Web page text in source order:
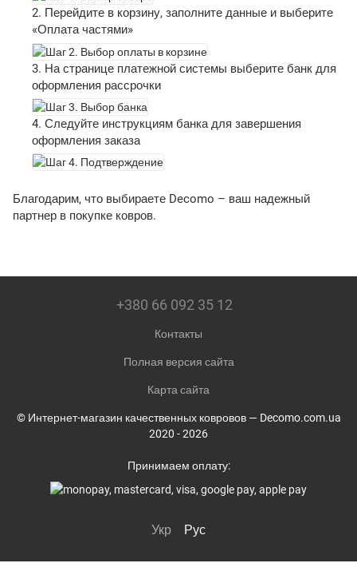
2. Перейдите в корзину, заполните данные и выберите
«Оплата частями»
3. На странице платежной системы выберите банк для
оформления рассрочки
4. Следуйте инструкциям банка для завершения
оформления заказа
Благодарим, что выбираете Decomo – ваш надежный
партнер в покупке ковров.
+380 66 092 35 12
Контакты
Полная версия сайта
Карта сайта
© Интернет-магазин качественных ковровов — Decomo.com.ua
2020 - 2026
Принимаем оплату:
Укр Рус